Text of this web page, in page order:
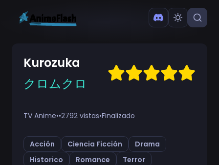
Kurozuka
クロムクロ
TV Anime••2792 vistas•Finalizado
Acción Ciencia Ficción
Drama
Historico
Romance
Terror